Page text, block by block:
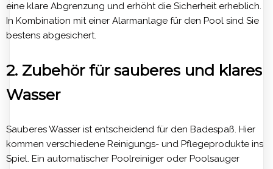
eine klare Abgrenzung und erhöht die Sicherheit erheblich.
In Kombination mit einer Alarmanlage für den Pool sind Sie
bestens abgesichert.
2. Zubehör für sauberes und klares
Wasser
Sauberes Wasser ist entscheidend für den Badespaß. Hier
kommen verschiedene Reinigungs- und Pflegeprodukte ins
Spiel. Ein automatischer Poolreiniger oder Poolsauger